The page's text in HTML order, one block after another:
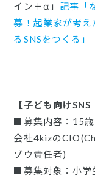
イン＋α」 記事「
募！起業家が考
るSNSをつくる」
【子ども向け
■募集内容：15歳
会社4kizの
ゾウ責任者)
■募集対象：小学